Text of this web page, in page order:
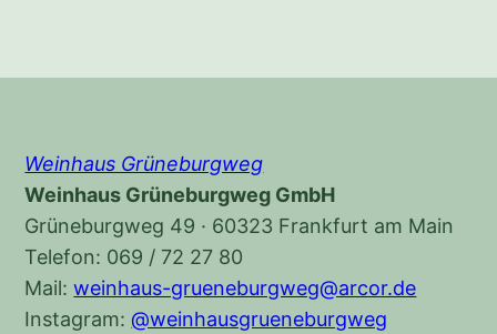
Weinhaus Grüneburgweg
Weinhaus Grüneburgweg GmbH
Grüneburgweg 49 · 60323 Frankfurt am Main
Telefon: 069 / 72 27 80
Mail:weinhaus-grueneburgweg@arcor.de
Instagram:@weinhausgrueneburgweg